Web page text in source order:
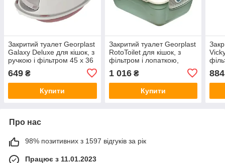
Закритий туалет Georplast
Galaxy Deluxe для кішок, з
ручкою і фільтром 45 x 36
649 ₴
Купити
Закритий туалет Georplast
RotoToilet для кішок, з
фільтром і лопаткою,
1 016₴
Купити
884
Про нас
98% позитивних з 1597 відгуків за рік
Працює з 11.01.2023